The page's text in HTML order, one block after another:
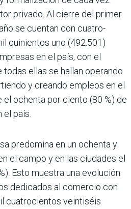
privado. Al cierre del primer
se cuentan con cuatro­
quinientos uno (492.501)
en el país, con el
ellas se hallan operando
y creando empleos en el
ochenta por ciento (80 %) de
país.
predo­mina en un ochenta y
el campo y en las ciudades el
Esto mues­tra una evolución
dedicados al comercio con
cuatrocientos vein­tiséis